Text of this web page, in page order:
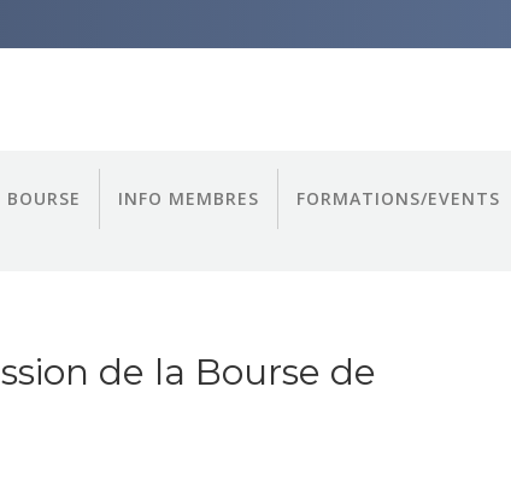
BOURSE INFO MEMBRES FORMATIONS/EVENTS
de la Bourse de